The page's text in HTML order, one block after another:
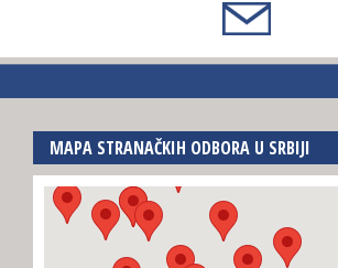
MAPA STRANAČKIH ODBORA U SRBIJI